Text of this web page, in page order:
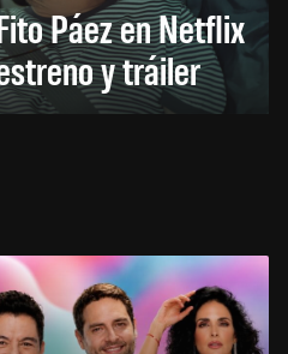
Páez en Netflix
y tráiler